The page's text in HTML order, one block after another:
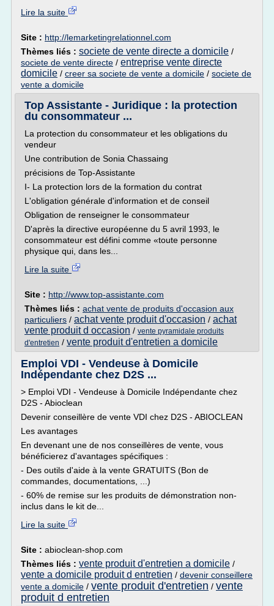
Lire la suite
Site : http://lemarketingrelationnel.com
Thèmes liés : societe de vente directe a domicile /
societe de vente directe / entreprise vente directe
domicile / creer sa societe de vente a domicile / societe de
vente a domicile
Top Assistante - Juridique : la protection
du consommateur ...
La protection du consommateur et les obligations du
vendeur
Une contribution de Sonia Chassaing
précisions de Top-Assistante
I- La protection lors de la formation du contrat
L'obligation générale d'information et de conseil
Obligation de renseigner le consommateur
D'après la directive européenne du 5 avril 1993, le
consommateur est défini comme «toute personne
physique qui, dans les...
Lire la suite
Site : http://www.top-assistante.com
Thèmes liés : achat vente de produits d'occasion aux
particuliers / achat vente produit d'occasion / achat
vente produit d occasion / vente pyramidale produits
d'entretien / vente produit d'entretien a domicile
Emploi VDI - Vendeuse à Domicile
Indépendante chez D2S ...
> Emploi VDI - Vendeuse à Domicile Indépendante chez
D2S - Abioclean
Devenir conseillère de vente VDI chez D2S - ABIOCLEAN
Les avantages
En devenant une de nos conseillères de vente, vous
bénéficierez d'avantages spécifiques :
- Des outils d'aide à la vente GRATUITS (Bon de
commandes, documentations, ...)
- 60% de remise sur les produits de démonstration non-
inclus dans le kit de...
Lire la suite
Site : abioclean-shop.com
Thèmes liés : vente produit d'entretien a domicile /
vente a domicile produit d entretien / devenir conseillere
vente a domicile / vente produit d'entretien / vente
produit d entretien